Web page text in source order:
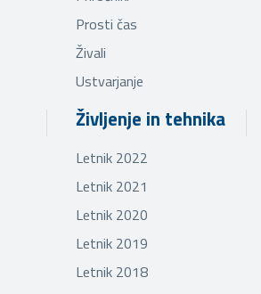
Prosti čas
Živali
Ustvarjanje
Življenje in tehnika
Letnik 2022
Letnik 2021
Letnik 2020
Letnik 2019
Letnik 2018